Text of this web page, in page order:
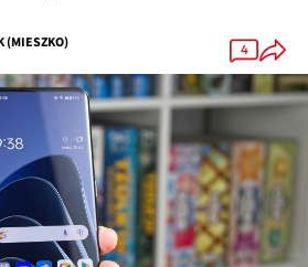
(MIESZKO)
4